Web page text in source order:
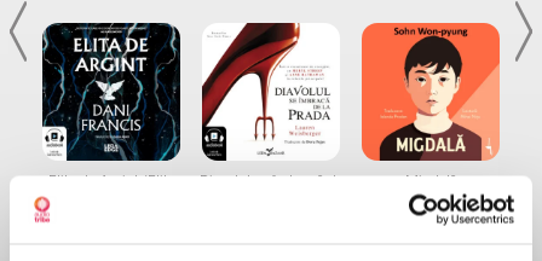
Elita de Argint (Elita
Diavolul se îmbracă de
Migdală
Sohn Won-pyung